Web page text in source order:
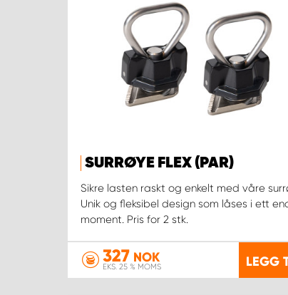
SURRØYE FLEX (PAR)
Sikre lasten raskt og enkelt med våre
Unik og fleksibel design som låses i ett
moment. Pris for 2 stk.
327 NOK
EKS. 25 % MOMS LEGG